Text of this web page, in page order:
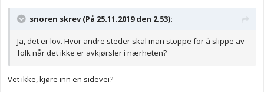
snoren skrev (På 25.11.2019 den 2.53):
Ja, det er lov. Hvor andre steder skal man stoppe for å slippe av
folk når det ikke er avkjørsler i nærheten?
Vet ikke, kjøre inn en sidevei?